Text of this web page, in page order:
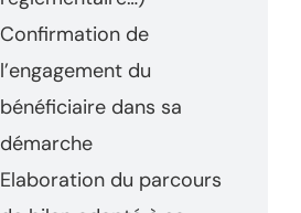
Confirmation de
l’engagement du
bénéficiaire dans sa
démarche
Elaboration du parcours